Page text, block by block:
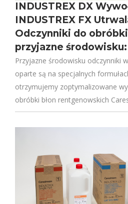
INDUSTREX DX
INDUSTREX FX
Odczynniki do
przyjazne środowisku:
Przyjazne środowisku odczynniki
oparte są na specjalnych
otrzymujemy zoptymalizowane
obróbki błon rentgenowskich